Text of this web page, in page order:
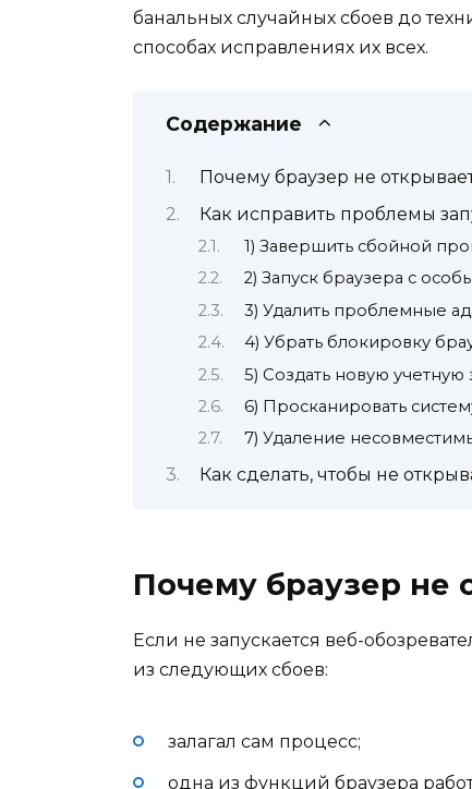
банальных случайных сбоев до
способах исправлениях их всех.
Содержание
Почему браузер не
Как исправить проблемы
1) Завершить сбойной
2) Запуск браузера с
3) Удалить проблемные
4) Убрать блокировку
5) Создать новую учетную
6) Просканировать
7) Удаление
Как сделать, чтобы не
Почему браузер не
Если не запускается веб-
из следующих сбоев:
залагал сам процесс;
одна из функций браузера